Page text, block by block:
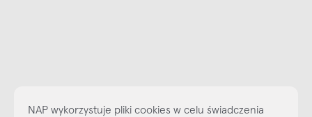
NAP wykorzystuje pliki cookies w celu świadczenia